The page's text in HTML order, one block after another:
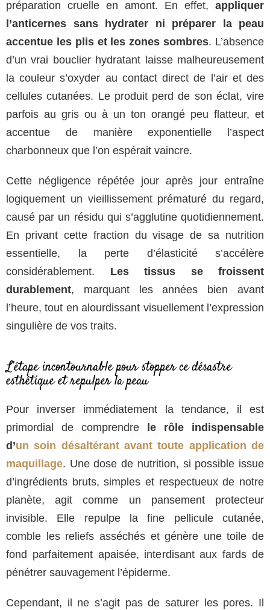
préparation cruelle en amont. En effet, appliquer
l’anticernes sans hydrater ni préparer la peau
accentue les plis et les zones sombres. L’absence
d’un vrai bouclier hydratant laisse malheureusement
la couleur s’oxyder au contact direct de l’air et des
cellules cutanées. Le produit perd de son éclat, vire
parfois au gris ou à un ton orangé peu flatteur, et
accentue de manière exponentielle l’aspect
charbonneux que l’on espérait vaincre.
Cette négligence répétée jour après jour entraîne
logiquement un vieillissement prématuré du regard,
causé par un résidu qui s’agglutine quotidiennement.
En privant cette fraction du visage de sa nutrition
essentielle, la perte d’élasticité s’accélère
considérablement. Les tissus se froissent
durablement, marquant les années bien avant
l’heure, tout en alourdissant visuellement l’expression
singulière de vos traits.
L’étape incontournable pour stopper ce désastre
esthétique et repulper la peau
Pour inverser immédiatement la tendance, il est
primordial de comprendre
le rôle indispensable
d’un soin désaltérant avant toute application de
maquillage. Une dose de nutrition, si possible issue
d’ingrédients bruts, simples et respectueux de notre
planète, agit comme un pansement protecteur
invisible. Elle repulpe la fine pellicule cutanée,
comble les reliefs asséchés et génère une toile de
fond parfaitement apaisée, interdisant aux fards de
pénétrer sauvagement l’épiderme.
Cependant, il ne s’agit pas de saturer les pores. Il